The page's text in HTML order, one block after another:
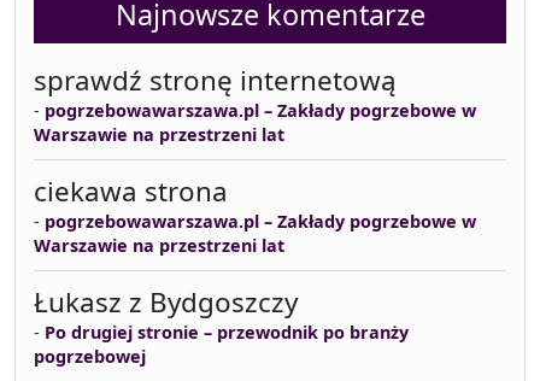
Najnowsze komentarze
sprawdź stronę internetową
- pogrzebowawarszawa.pl – Zakłady pogrzebowe w
Warszawie na przestrzeni lat
ciekawa strona
- pogrzebowawarszawa.pl – Zakłady pogrzebowe w
Warszawie na przestrzeni lat
Łukasz z Bydgoszczy
- Po drugiej stronie – przewodnik po branży
pogrzebowej